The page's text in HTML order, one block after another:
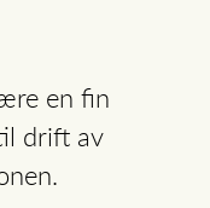
en fin
drift av